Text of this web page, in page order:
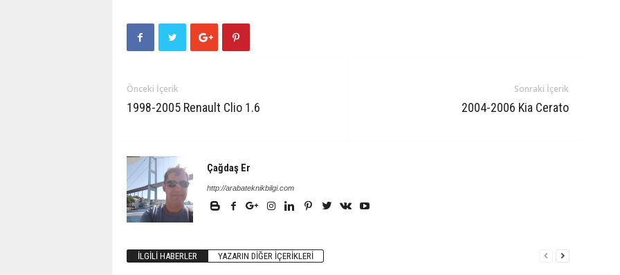
Önceki İçerik
1998-2005 Renault Clio 1.6
Sonraki İçerik
2004-2006 Kia Cerato
Çağdaş Er
http://arabateknikbilgi.com
İLGILI HABERLER YAZARIN DIĞER İÇERIKLERI